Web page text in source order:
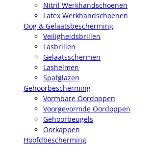
Nitril Werkhandschoenen
Latex Werkhandschoenen
Oog & Gelaatsbescherming
Veiligheidsbrillen
Lasbrillen
Gelaatsschermen
Lashelmen
Spatglazen
Gehoorbescherming
Vormbare Oordoppen
Voorgevormde Oordoppen
Gehoorbeugels
Oorkappen
Hoofdbescherming